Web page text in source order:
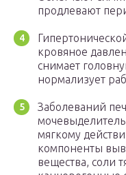
продлевают
кровяное
снимает
нормализует
Заболеваний
мягкому
компоненты
вещества, соли